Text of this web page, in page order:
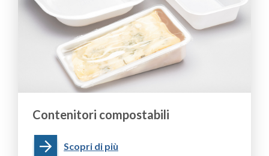
Contenitori compostabili
Scopri di più